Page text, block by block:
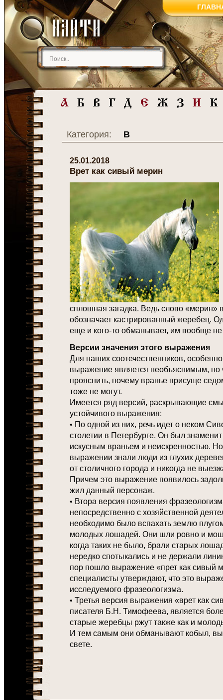
Категория: В
25.01.2018
Врет как сивый мерин
сплошная загадка. Ведь слово «мерин»
обозначает кастрированный жеребец.
еще и кого-то обманывает, им вообще не
Версии значения этого выражения
Для наших соотечественников,
выражение является необъяснимым, но
прояснить, почему вранье присуще
тоже не могут.
Имеется ряд версий, раскрывающие
устойчивого выражения:
• По одной из них, речь идет о неком
столетии в Петербурге. Он был
искусным враньем и неискренностью.
выражении знали люди из глухих
от столичного города и никогда не
Причем это выражение появилось
жил данный персонаж.
• Втора версия появления
непосредственно с хозяйственной
необходимо было вспахать землю
молодых лошадей. Они шли ровно и
когда таких не было, брали старых
нередко спотыкались и не держали
пор пошло выражение «прет как сивый
специалисты утверждают, что это
исследуемого фразеологизма.
• Третья версия выражения «врет как
писателя Б.Н. Тимофеева, является
старые жеребцы ржут также как и
И тем самым они обманывают кобыл,
свете.